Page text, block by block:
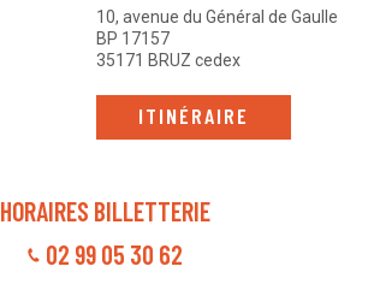
10, avenue du Général de Gaulle
BP 17157
35171 BRUZ cedex
ITINÉRAIRE
HORAIRES BILLETTERIE
02 99 05 30 62